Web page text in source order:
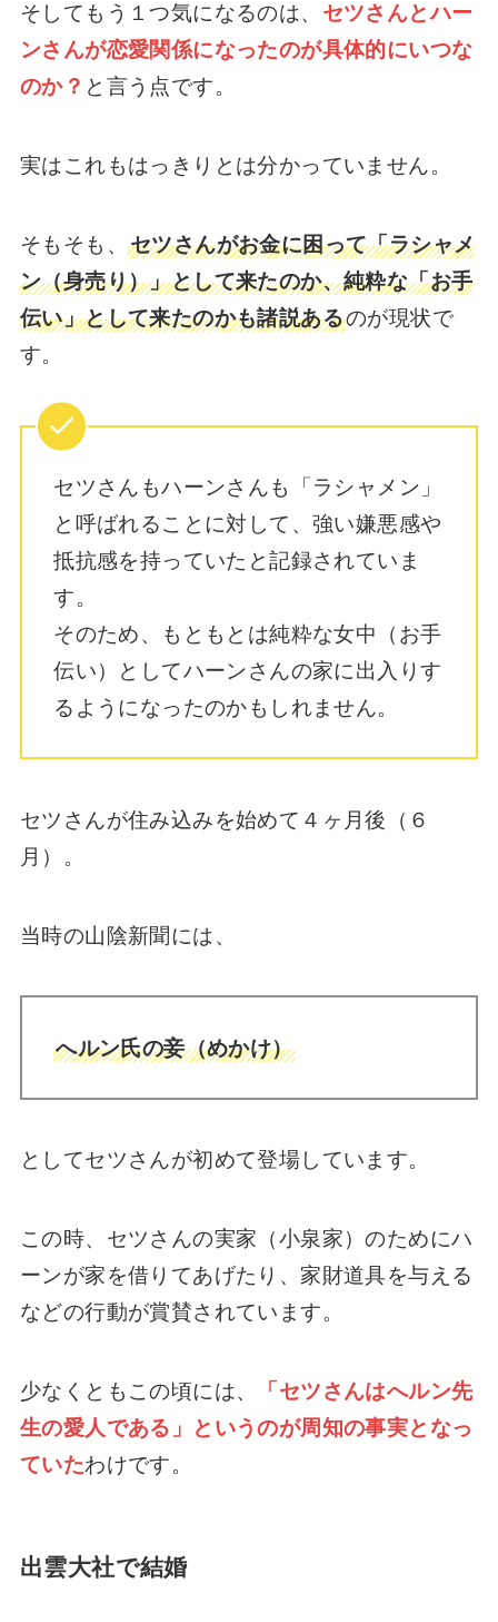
そしてもう１つ気になるのは、 セツさんとハー
ンさんが恋愛関係になったのが具体的にいつな
のか？ と言う点です。
実はこれもはっきりとは分かっていません。
そもそも、 セツさんがお金に困って「ラシャメ
ン（身売り）」として来たのか、純粋な「お手
伝い」として来たのかも諸説あるのが現状で
す。
セツさんもハーンさんも「ラシャメン」
と呼ばれることに対して、強い嫌悪感や
抵抗感を持っていたと記録されていま
す。
そのため、もともとは純粋な女中（お手
伝い）としてハーンさんの家に出入りす
るようになったのかもしれません。
セツさんが住み込みを始めて４ヶ月後（６
月）。
当時の山陰新聞には、
へルン氏の妾（めかけ）
としてセツさんが初めて登場しています。
この時、セツさんの実家（小泉家）のためにハ
ーンが家を借りてあげたり、家財道具を与える
などの行動が賞賛されています。
少なくともこの頃には、
「セツさんはへルン先
生の愛人である」というのが周知の事実となっ
ていたわけです。
出雲大社で結婚